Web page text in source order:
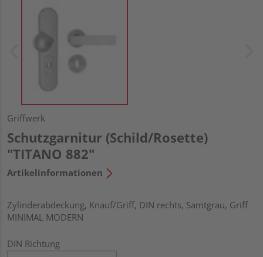
Griffwerk
Schutzgarnitur (Schild/Rosette)
"TITANO 882"
Artikelinformationen
Zylinderabdeckung, Knauf/Griff, DIN rechts, Samtgrau, Griff
MINIMAL MODERN
DIN Richtung